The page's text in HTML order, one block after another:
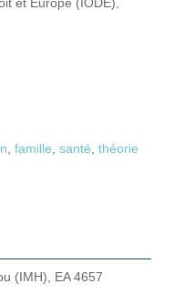
et Europe (IODE),
, famille, santé, théorie
(IMH), EA 4657